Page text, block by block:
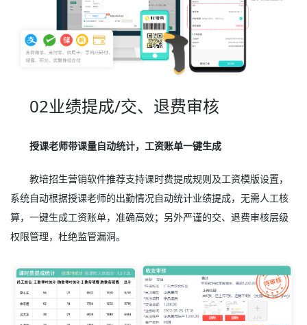
02业绩提成/交、退费审核
授课老师带课量自动统计，工资账单一键生成
教培招生营销软件推荐支持课时费提成规则及工资模版设置，
系统自动根据授课老师的出勤情况自动统计业绩提成，无需人工核
算，一键生成工资账单，准确高效；另外严谨的交、退费审核层级
权限管理，杜绝监管漏洞。